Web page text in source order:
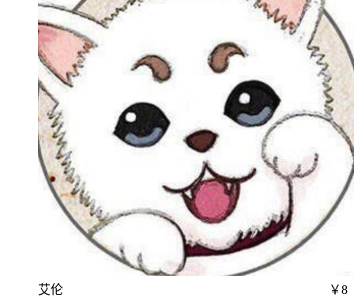
艾伦 ￥8